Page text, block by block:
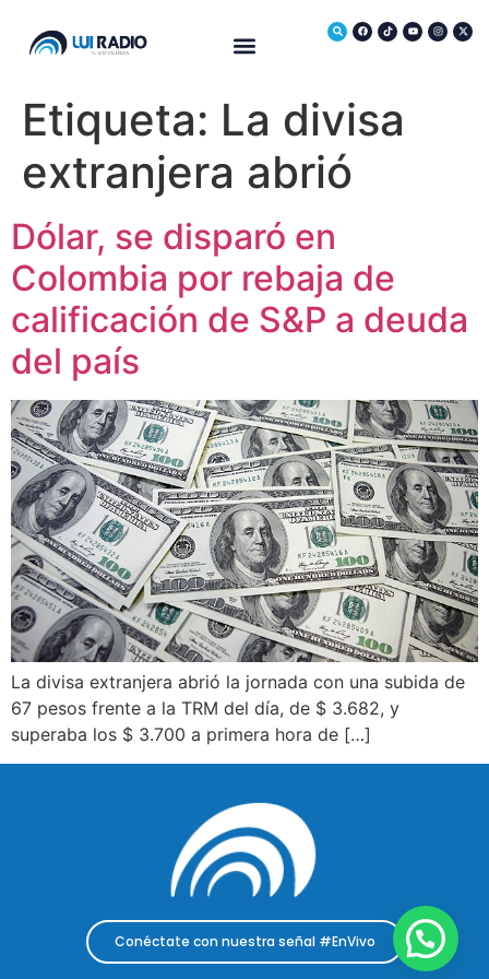
Etiqueta: La divisa
extranjera abrió
Dólar, se disparó en
Colombia por rebaja de
calificación de S&P a deuda
del país
La divisa extranjera abrió la jornada con una subida de
67 pesos frente a la TRM del día, de $ 3.682, y
superaba los $ 3.700 a primera hora de […]
Conéctate con nuestra señal #EnVivo